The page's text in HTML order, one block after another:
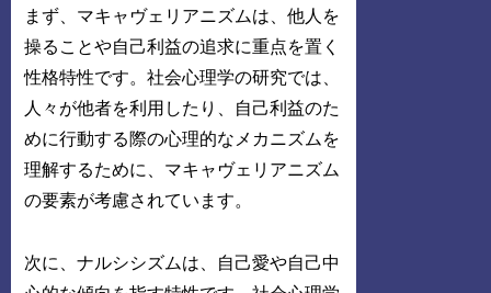
まず、マキャヴェリアニズムは、他人を
操ることや自己利益の追求に重点を置く
性格特性です。社会心理学の研究では、
人々が他者を利用したり、自己利益のた
めに行動する際の心理的なメカニズムを
理解するために、マキャヴェリアニズム
の要素が考慮されています。
次に、ナルシシズムは、自己愛や自己中